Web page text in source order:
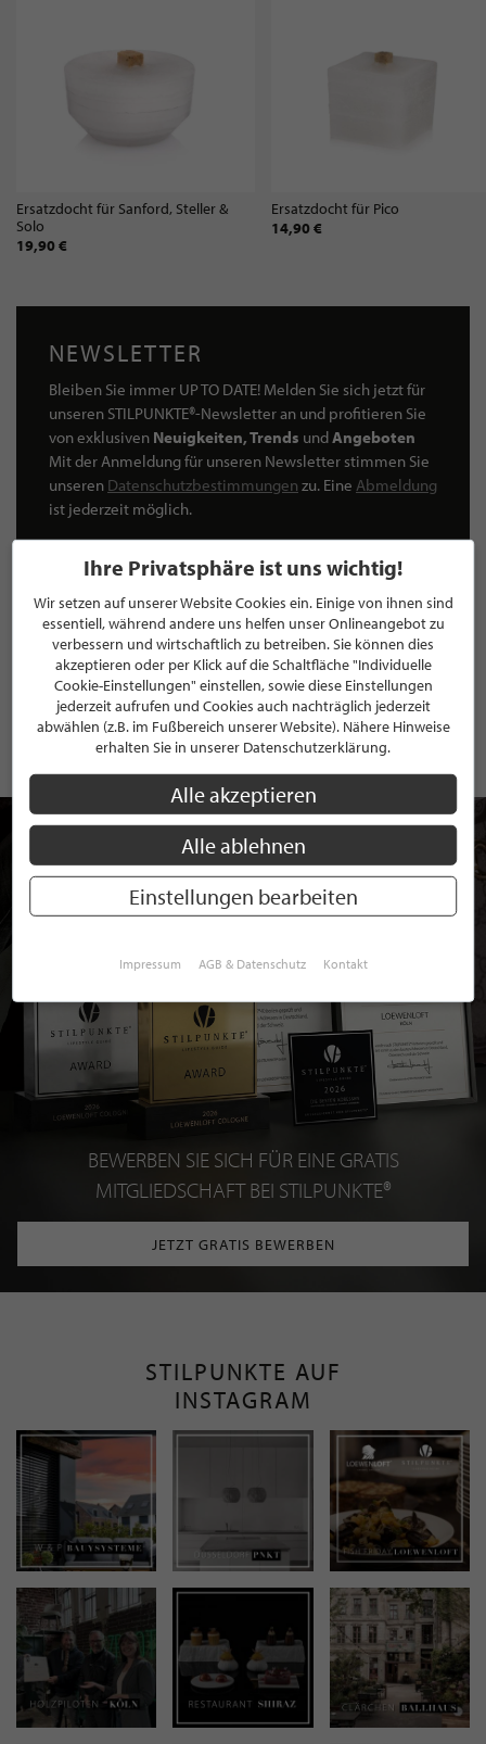
Ersatzdocht für Sanford, Steller &
Solo
19,90 €
Ersatzdocht für Pico
14,90 €
NEWSLETTER
Bleiben Sie immer UP TO DATE! Melden Sie sich jetzt für
unseren STILPUNKTE®-Newsletter an und profitieren Sie
von exklusiven Neuigkeiten, Trends undAngeboten
Mit der Anmeldung für unseren Newsletter stimmen Sie
unseren Datenschutzbestimmungen zu. Eine Abmeldung
ist jederzeit möglich.
ANMELDEN
Mit der Anmeldung an unserem Newsletter stimmen Sie unseren
Datenschutzbestimmungen zu. Eine Abmeldung ist jederzeit möglich.
BEWERBEN SIE SICH FÜR EINE GRATIS
MITGLIEDSCHAFT BEI STILPUNKTE®
JETZT GRATIS BEWERBEN
STILPUNKTE AUF
INSTAGRAM
Ihre Privatsphäre ist uns wichtig!
Wir setzen auf unserer Website Cookies ein. Einige von ihnen sind
essentiell, während andere uns helfen unser Onlineangebot zu
verbessern und wirtschaftlich zu betreiben. Sie können dies
akzeptieren oder per Klick auf die Schaltfläche "Individuelle
Cookie-Einstellungen" einstellen, sowie diese Einstellungen
jederzeit aufrufen und Cookies auch nachträglich jederzeit
abwählen (z.B. im Fußbereich unserer Website). Nähere Hinweise
erhalten Sie in unserer Datenschutzerklärung.
Alle akzeptieren
Alle ablehnen
Einstellungen bearbeiten
Impressum AGB & Datenschutz Kontakt